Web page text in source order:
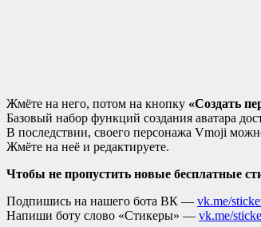
Жмёте на него, потом на кнопку «Создать
Базовый набор функций создания аватара
В последствии, своего персонажа Vmoji
Жмёте на неё и редактируете.
Чтобы не пропустить новые бесплатные
Подпишись на нашего бота ВК — vk.me/
Напиши боту слово «Стикеры» — vk.me/